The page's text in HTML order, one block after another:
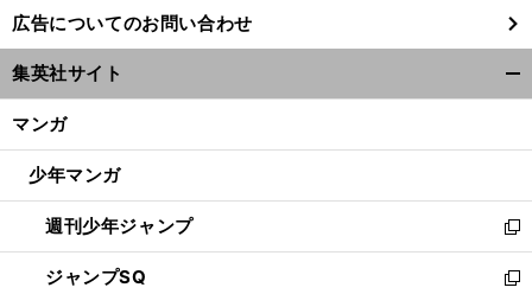
い
ウ
ィ
ン
ウ
開
く
広告についてのお問い合わせ
集英社サイト
マンガ
少年マンガ
週刊少年ジャンプ
新
し
い
ジャンプSQ
新